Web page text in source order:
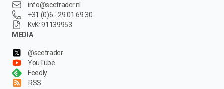
info@scetrader.nl
+31 (0)6 - 29 01 69 30
KvK: 91139953
MEDIA
@scetrader
YouTube
Feedly
RSS